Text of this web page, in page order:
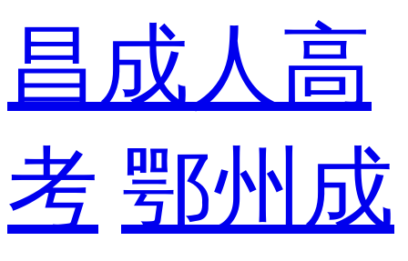
昌成人高
考 鄂州成